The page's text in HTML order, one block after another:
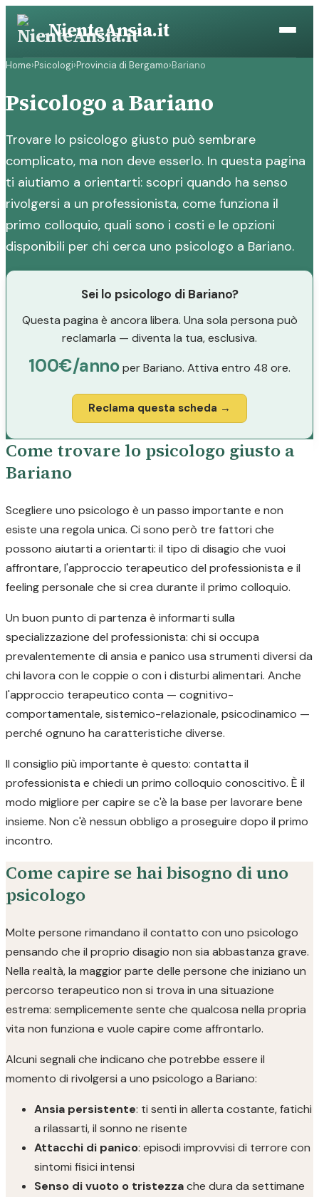
Vai
contenuto
NienteAnsia.it
Home›Psicologi›Provincia di Bergamo›Bariano
Psicologo a Bariano
Trovare lo psicologo giusto può sembrare
complicato, ma non deve esserlo. In questa pagina
ti aiutiamo a orientarti: scopri quando ha senso
rivolgersi a un professionista, come funziona il
primo colloquio, quali sono i costi e le opzioni
disponibili per chi cerca uno psicologo a Bariano.
Sei lo psicologo di Bariano?
Questa pagina è ancora libera. Una sola persona può
reclamarla — diventa la tua, esclusiva.
100€/annoper Bariano. Attiva entro 48 ore.
Reclama questa scheda →
Come trovare lo psicologo giusto a
Bariano
Scegliere uno psicologo è un passo importante e non
esiste una regola unica. Ci sono però tre fattori che
possono aiutarti a orientarti: il tipo di disagio che vuoi
affrontare, l'approccio terapeutico del professionista e il
feeling personale che si crea durante il primo colloquio.
Un buon punto di partenza è informarti sulla
specializzazione del professionista: chi si occupa
prevalentemente di ansia e panico usa strumenti diversi da
chi lavora con le coppie o con i disturbi alimentari. Anche
l'approccio terapeutico conta — cognitivo-
comportamentale, sistemico-relazionale, psicodinamico —
perché ognuno ha caratteristiche diverse.
Il consiglio più importante è questo: contatta il
professionista e chiedi un primo colloquio conoscitivo. È il
modo migliore per capire se c'è la base per lavorare bene
insieme. Non c'è nessun obbligo a proseguire dopo il primo
incontro.
Come capire se hai bisogno di uno
psicologo
Molte persone rimandano il contatto con uno psicologo
pensando che il proprio disagio non sia abbastanza grave.
Nella realtà, la maggior parte delle persone che iniziano un
percorso terapeutico non si trova in una situazione
estrema: semplicemente sente che qualcosa nella propria
vita non funziona e vuole capire come affrontarlo.
Alcuni segnali che indicano che potrebbe essere il
momento di rivolgersi a uno psicologo a Bariano:
Ansia persistente: ti senti in allerta costante, fatichi
a rilassarti, il sonno ne risente
Attacchi di panico: episodi improvvisi di terrore con
sintomi fisici intensi
Senso di vuoto o tristezzache dura da settimane